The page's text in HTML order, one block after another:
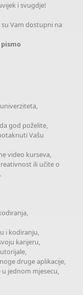
i svugdje!
Vam dostupni na
god poželite,
Vašu
video kurseva,
ili učite o
i kodiranju,
karijeru,
druge aplikacije,
jednom mjesecu,